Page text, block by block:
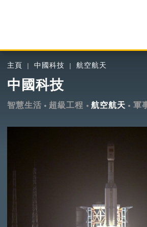
主頁 中國科技 航空航天
中國科技
智慧生活 超級工程 航空航天 軍